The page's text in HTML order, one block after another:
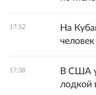
17:52
На
17:38
В США у
лодкой